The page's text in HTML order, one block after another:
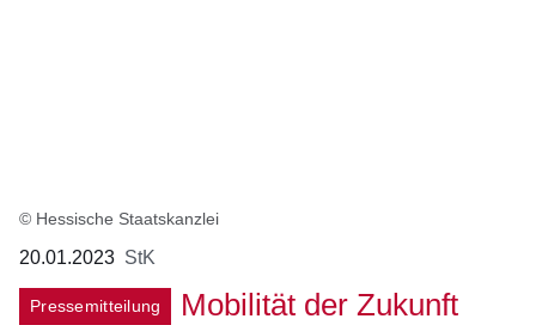
© Hessische Staatskanzlei
20.01.2023 StK
Pressemitteilung
Mobilität der Zukunft